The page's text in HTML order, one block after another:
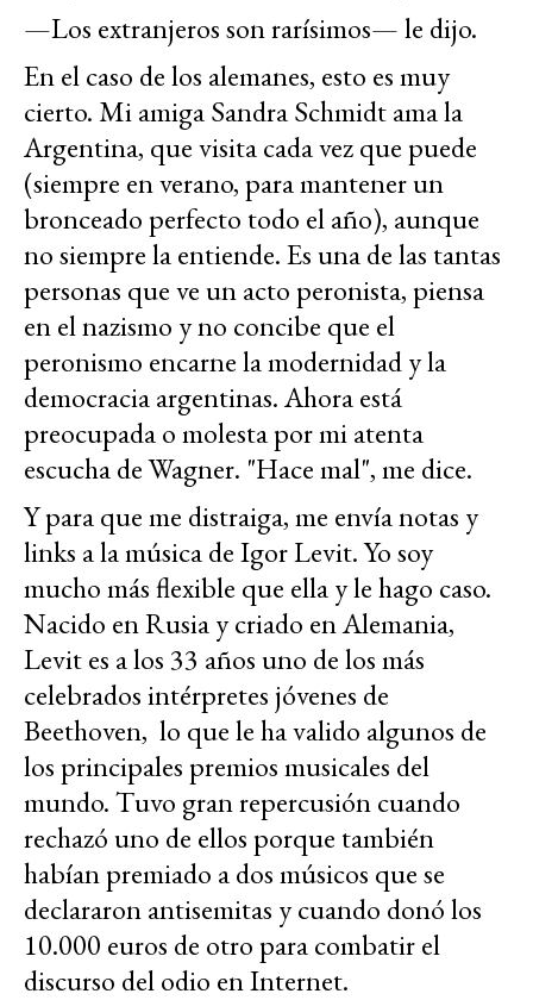
—Los extranjeros son rarísimos— le dijo.
En el caso de los alemanes, esto es muy
cierto. Mi amiga Sandra Schmidt ama la
Argentina, que visita cada vez que puede
(siempre en verano, para mantener un
bronceado perfecto todo el año), aunque
no siempre la entiende. Es una de las tantas
personas que ve un acto peronista, piensa
en el nazismo y no concibe que el
peronismo encarne la modernidad y la
democracia argentinas. Ahora está
preocupada o molesta por mi atenta
escucha de Wagner. "Hace mal", me dice.
Y para que me distraiga, me envía notas y
links a la música de Igor Levit. Yo soy
mucho más flexible que ella y le hago caso.
Nacido en Rusia y criado en Alemania,
Levit es a los 33 años uno de los más
celebrados intérpretes jóvenes de
Beethoven, lo que le ha valido algunos de
los principales premios musicales del
mundo. Tuvo gran repercusión cuando
rechazó uno de ellos porque también
habían premiado a dos músicos que se
declararon antisemitas y cuando donó los
10.000 euros de otro para combatir el
discurso del odio en Internet.